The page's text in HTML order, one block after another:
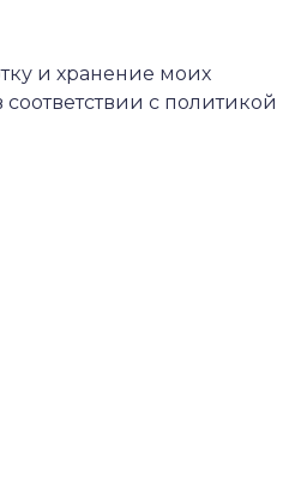
и хранение моих
с политикой